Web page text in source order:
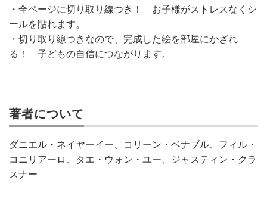
・全ページに切り取り線つき！ お子様がストレスなくシ
ールを貼れます。
・切り取り線つきなので、完成した絵を部屋にかざれ
る！ 子どもの自信につながります。
著者について
ダニエル・ネイヤーイー、コリーン・ベナブル、フィル・
コニリアーロ、タエ・ウォン・ユー、ジャスティン・クラ
スナー